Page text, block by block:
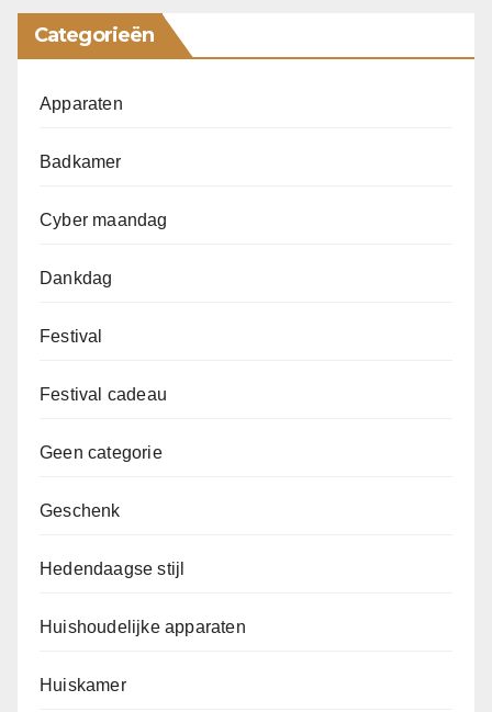
Categorieën
Apparaten
Badkamer
Cyber maandag
Dankdag
Festival
Festival cadeau
Geen categorie
Geschenk
Hedendaagse stijl
Huishoudelijke apparaten
Huiskamer